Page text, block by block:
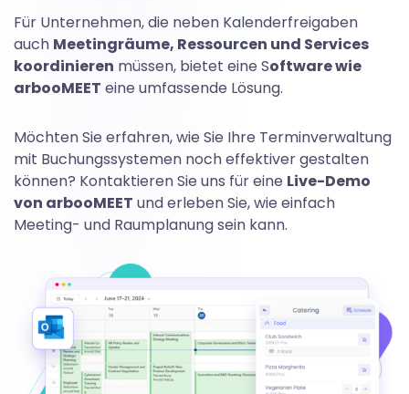
Für Unternehmen, die neben Kalenderfreigaben
auch Meetingräume, Ressourcen und Services
koordinieren müssen, bietet eine Software wie
arbooMEET eine umfassende Lösung.
Möchten Sie erfahren, wie Sie Ihre Terminverwaltung
mit Buchungssystemen noch effektiver gestalten
können? Kontaktieren Sie uns für eine Live-Demo
von arbooMEET und erleben Sie, wie einfach
Meeting- und Raumplanung sein kann.